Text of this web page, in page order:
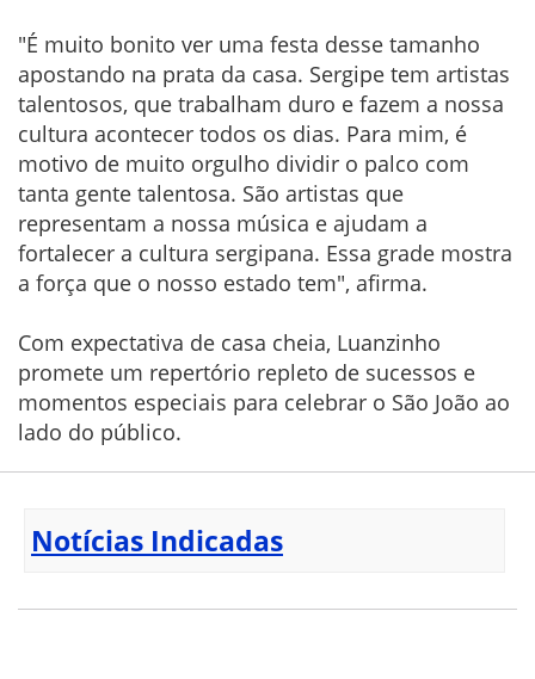
"É muito bonito ver uma festa desse tamanho
apostando na prata da casa. Sergipe tem artistas
talentosos, que trabalham duro e fazem a nossa
cultura acontecer todos os dias. Para mim, é
motivo de muito orgulho dividir o palco com
tanta gente talentosa. São artistas que
representam a nossa música e ajudam a
fortalecer a cultura sergipana. Essa grade mostra
a força que o nosso estado tem", afirma.
Com expectativa de casa cheia, Luanzinho
promete um repertório repleto de sucessos e
momentos especiais para celebrar o São João ao
lado do público.
Notícias Indicadas